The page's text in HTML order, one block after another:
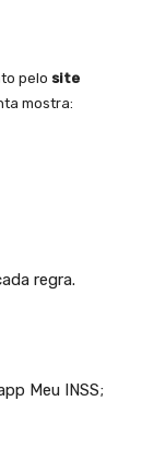
pelo site
mostra:
regra.
Meu INSS;